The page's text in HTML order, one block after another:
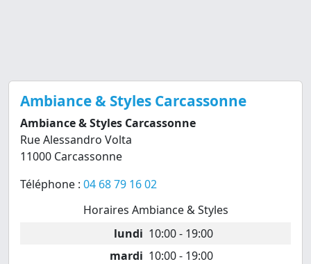
Ambiance & Styles Carcassonne
Ambiance & Styles Carcassonne
Rue Alessandro Volta
11000 Carcassonne
Téléphone : 04 68 79 16 02
Horaires Ambiance & Styles
lundi 10:00 - 19:00
mardi 10:00 - 19:00